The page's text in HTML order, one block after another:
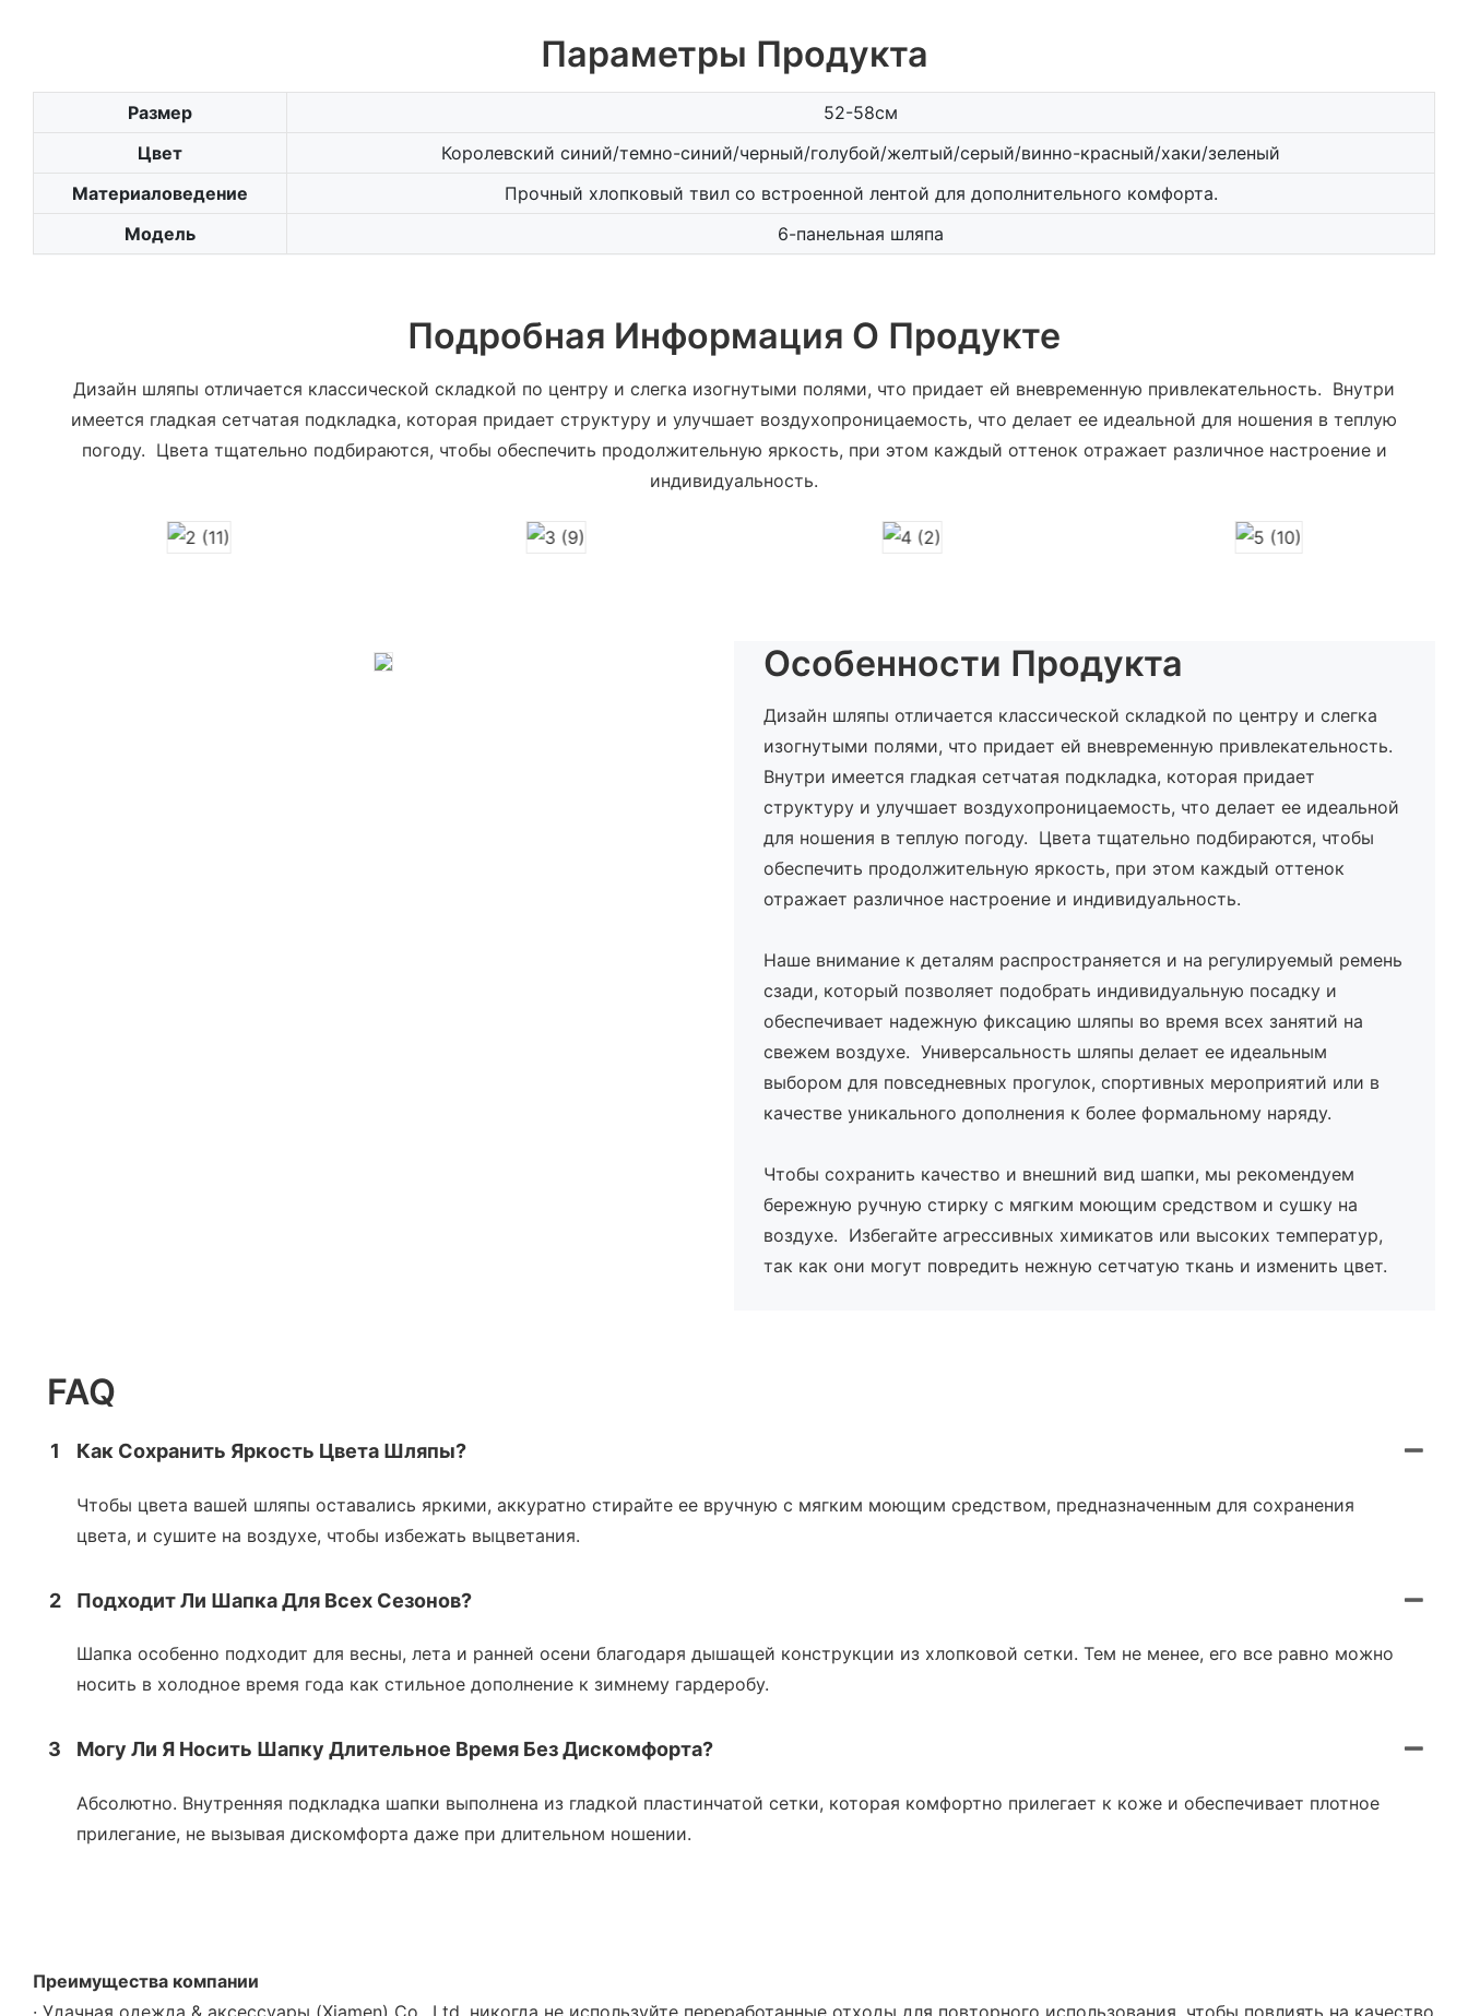
Параметры Продукта
Размер
52-58см
Цвет
Королевский синий/темно-синий/черный/голубой/желтый/серый/винно-красный/хаки/зеленый
Материаловедение
Прочный хлопковый твил со встроенной лентой для дополнительного комфорта.
Модель
6-панельная шляпа
Подробная Информация О Продукте
Дизайн шляпы отличается классической складкой по центру и слегка изогнутыми полями, что придает ей вневременную привлекательность. Внутри
имеется гладкая сетчатая подкладка, которая придает структуру и улучшает воздухопроницаемость, что делает ее идеальной для ношения в теплую
погоду. Цвета тщательно подбираются, чтобы обеспечить продолжительную яркость, при этом каждый оттенок отражает различное настроение и
индивидуальность.
Особенности Продукта
Дизайн шляпы отличается классической складкой по центру и слегка
изогнутыми полями, что придает ей вневременную привлекательность.
Внутри имеется гладкая сетчатая подкладка, которая придает
структуру и улучшает воздухопроницаемость, что делает ее идеальной
для ношения в теплую погоду. Цвета тщательно подбираются, чтобы
обеспечить продолжительную яркость, при этом каждый оттенок
отражает различное настроение и индивидуальность.
Наше внимание к деталям распространяется и на регулируемый ремень
сзади, который позволяет подобрать индивидуальную посадку и
обеспечивает надежную фиксацию шляпы во время всех занятий на
свежем воздухе. Универсальность шляпы делает ее идеальным
выбором для повседневных прогулок, спортивных мероприятий или в
качестве уникального дополнения к более формальному наряду.
Чтобы сохранить качество и внешний вид шапки, мы рекомендуем
бережную ручную стирку с мягким моющим средством и сушку на
воздухе. Избегайте агрессивных химикатов или высоких температур,
так как они могут повредить нежную сетчатую ткань и изменить цвет.
FAQ
1 Как Сохранить Яркость Цвета Шляпы?
Чтобы цвета вашей шляпы оставались яркими, аккуратно стирайте ее вручную с мягким моющим средством, предназначенным для сохранения
цвета, и сушите на воздухе, чтобы избежать выцветания.
2 Подходит Ли Шапка Для Всех Сезонов?
Шапка особенно подходит для весны, лета и ранней осени благодаря дышащей конструкции из хлопковой сетки. Тем не менее, его все равно можно
носить в холодное время года как стильное дополнение к зимнему гардеробу.
3 Могу Ли Я Носить Шапку Длительное Время Без Дискомфорта?
Абсолютно. Внутренняя подкладка шапки выполнена из гладкой пластинчатой ​​сетки, которая комфортно прилегает к коже и обеспечивает плотное
прилегание, не вызывая дискомфорта даже при длительном ношении.
Преимущества компании
· Удачная одежда & аксессуары (Xiamen) Co., Ltd. никогда не используйте переработанные отходы для повторного использования, чтобы повлиять на качество